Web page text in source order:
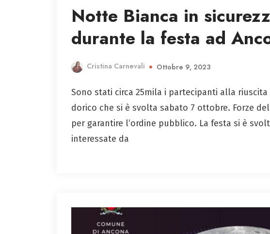
Notte Bianca in
durante la festa ad
Cristina Carnevali Ottobre 9, 2023
Sono stati circa 25mila i partecipanti alla
dorico che si è svolta sabato 7 ottobre. Forze
per garantire l’ordine pubblico. La festa si è
interessate da